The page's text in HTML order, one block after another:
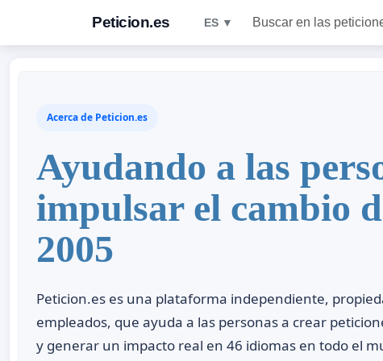
Peticion.es ES ▼ Buscar en las
Acerca de Peticion.es
Ayudando a las
impulsar el cambio
2005
Peticion.es es una plataforma independiente,
empleados, que ayuda a las personas a crear
y generar un impacto real en 46 idiomas en todo el